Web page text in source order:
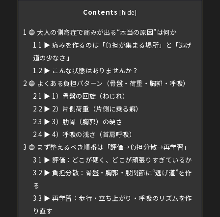
Contents [hide]
1 🔵 大人の側弯症で痛みが出る“本当の原因”は何か
1.1 ▶︎ 痛みを作るのは「負担が集まる場所」と「逃げ
道の少なさ」
1.2 ▶︎ こんな状態はありませんか？
2 🔵 よくある負担パターン（骨盤・荷重・胸郭・呼吸）
2.1 ▶︎ 1）骨盤の回旋（ねじれ）
2.2 ▶︎ 2）片側荷重（片側に乗る癖）
2.3 ▶︎ 3）肋骨（胸郭）の硬さ
2.4▶︎ 4）呼吸の浅さ（首肩呼吸）
3 🔵 まず整えるべき順番は「評価→負担分散→再学習」
3.1 ▶︎ 評価：どこが硬く、どこが頑張りすぎているか
3.2 ▶︎ 負担分散：骨盤・胸郭・股関節に“逃げ道”を作
る
3.3 ▶︎ 再学習：歩行・立ち上がり・呼吸のリズムを作
り直す